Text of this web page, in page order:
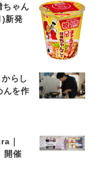
ちゃん
)新発
らし
んを作
｜
開催